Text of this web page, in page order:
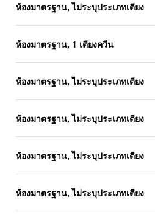
ห้องมาตรฐาน, ไม่ระบุประเภทเตียง
ห้องมาตรฐาน, 1 เตียงควีน
ห้องมาตรฐาน, ไม่ระบุประเภทเตียง
ห้องมาตรฐาน, ไม่ระบุประเภทเตียง
ห้องมาตรฐาน, ไม่ระบุประเภทเตียง
ห้องมาตรฐาน, ไม่ระบุประเภทเตียง